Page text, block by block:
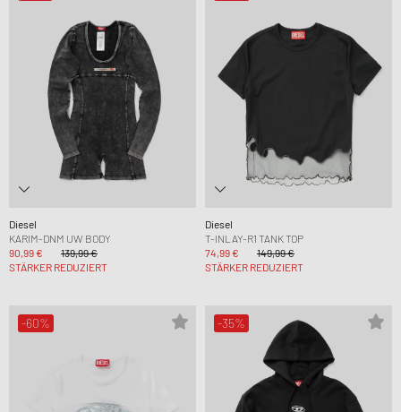
Diesel
KARIM-DNM UW BODY
90,99 €
139,99 €
STÄRKER REDUZIERT
Diesel
T-INLAY-R1 TANK TOP
74,99 €
149,99 €
STÄRKER REDUZIERT
-60% -35%